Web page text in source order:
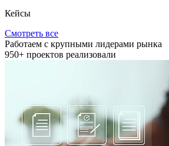
Кейсы
Смотреть все
Работаем с крупными лидерами рынка
950+ проектов реализовали